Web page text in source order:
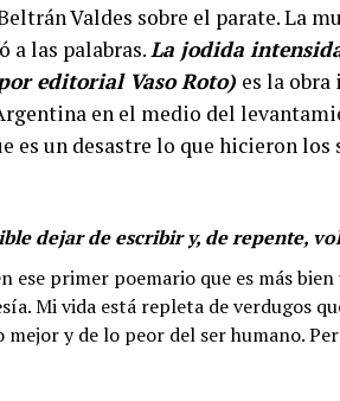
Valdes sobre el parate. La
a las palabras.La jodida
editorial Vaso Roto) es la
en el medio del
es un desastre lo que hicieron
dejar de escribir y, de repente,
ese primer poemario que es más
Mi vida está repleta de verdugos
mejor y de lo peor del ser humano.